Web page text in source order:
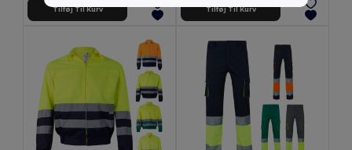
Tilføj Til Kurv Tilføj Til Kurv